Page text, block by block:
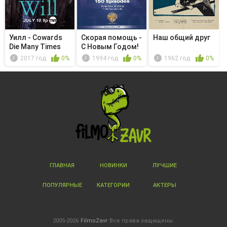
Уилл - Cowards
Die Many Times
2017 год 0%
Скорая помощь -
С Новым Годом!
1994 год 0%
Наш общий друг
1962 год 0%
ГЛАВНАЯ НОВИНКИ ЛУЧШИЕ
ПОПУЛЯРНЫЕ КАТЕГОРИИ АКТЕРЫ
2005-2026 FilmoZavr Все права защищены.